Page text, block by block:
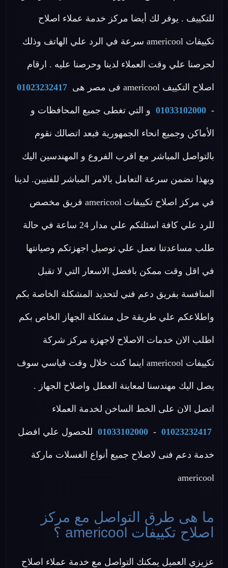
للتكييف . يوفر لك أيضا مركز خدمة عملاء اصلاح
تكييفات americool سرعة في الرد علي الهاتف وذلك
لحرصنا علي وقت العملاء لدينا وحرصنا عليه . ارقام
اصلاح التكييف americool فى مصر هى 01023232417
-
01033102000 و التي تغطى جميع المحافظات و
الأماكن وجميع انحاء الجمهورية فبعد اتصالك نقوم
بالتواصل المباشر مع اقرب الفروع و المهندسين اليك
وبهذا نضمن سرعة التعامل بالامر المباشر للفنيين. لدينا
في مركز اصلاح تكييفات americool فريق مخصص
للرد علي كافة اسئلتكم علي مدار 24 ساعة في حالة
طلب مساعدتنا نعمل علي توصيل اجهزتكم وصيانتها
في اقل وقت ممكن بافضل الاسعار التي لا تقبل
المنافسة بفريق دعم فني لتحديد المشكلة الخاصة بكم
واطلاعكم علي طريقة حل مشكلة الجهاز الخاص بكم
اطلب الان خدمات الاصلاح لاجهزة مركز شركة
تكييفات americool اينما كنت خلال وقت قياسي سوف
يصل اليك مهندسنا لمعاينة العطل واصلاح الجهاز .
اتصل الان على الخط الساخن لخدمة العملاء
01023232417
-
01033102000 للحصول علي افضل
خدمة دعم فنى لاصلاح جميع أنواع الغسلات ماركة
americool
ما هى طرق التواصل مع مركز
اصلاح تكييفات americool ؟
عزيزي العميل يمكنك التواصل مع خدمة عملاء اصلاح